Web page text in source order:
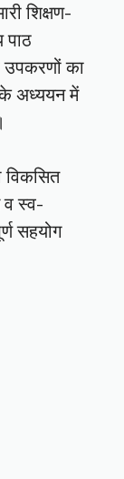
शिक्षण-
पाठ
उपकरणों का
अध्ययन में
विकसित
व स्व-
सहयोग